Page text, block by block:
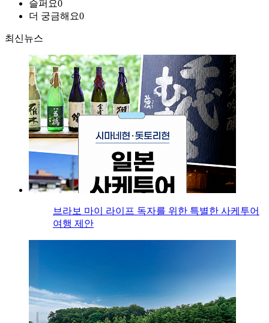
슬퍼요0
더 궁금해요0
최신뉴스
브라보 마이 라이프 독자를 위한 특별한 사케투어
여행 제안